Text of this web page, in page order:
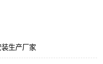
生产厂家